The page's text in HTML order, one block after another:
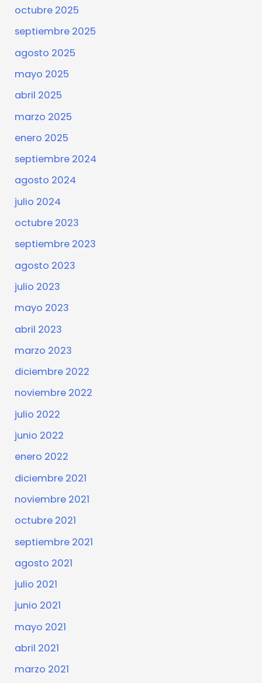
octubre 2025
septiembre 2025
agosto 2025
mayo 2025
abril 2025
marzo 2025
enero 2025
septiembre 2024
agosto 2024
julio 2024
octubre 2023
septiembre 2023
agosto 2023
julio 2023
mayo 2023
abril 2023
marzo 2023
diciembre 2022
noviembre 2022
julio 2022
junio 2022
enero 2022
diciembre 2021
noviembre 2021
octubre 2021
septiembre 2021
agosto 2021
julio 2021
junio 2021
mayo 2021
abril 2021
marzo 2021